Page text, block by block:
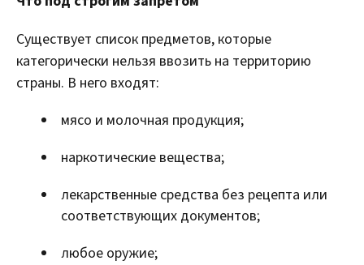
Существует список предметов, которые
категорически нельзя ввозить на территорию
страны. В него входят:
мясо и молочная продукция;
наркотические вещества;
лекарственные средства без рецепта или
соответствующих документов;
любое оружие;